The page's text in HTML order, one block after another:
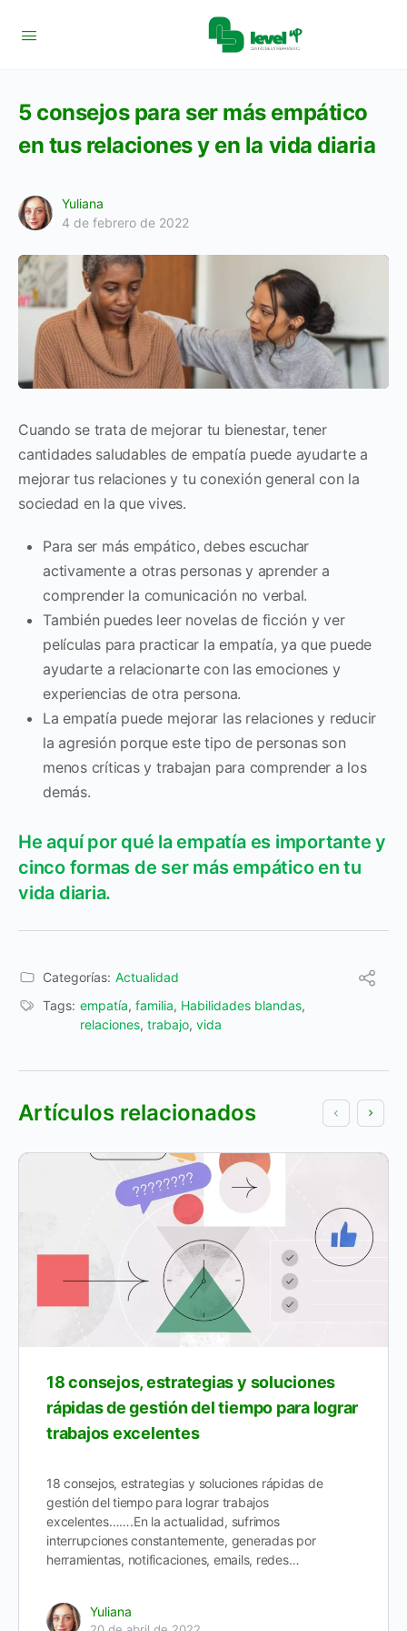
5 consejos para ser más empático
en tus relaciones y en la vida diaria
Yuliana
4 de febrero de 2022
Cuando se trata de mejorar tu bienestar, tener
cantidades saludables de empatía puede ayudarte a
mejorar tus relaciones y tu conexión general con la
sociedad en la que vives.
Para ser más empático, debes escuchar
activamente a otras personas y aprender a
comprender la comunicación no verbal.
También puedes leer novelas de ficción y ver
películas para practicar la empatía, ya que puede
ayudarte a relacionarte con las emociones y
experiencias de otra persona.
La empatía puede mejorar las relaciones y reducir
la agresión porque este tipo de personas son
menos críticas y trabajan para comprender a los
demás.
He aquí por qué la empatía es importante y
cinco formas de ser más empático en tu
vida diaria.
Categorías: Actualidad
Tags: empatía, familia, Habilidades blandas,
relaciones, trabajo, vida
Artículos relacionados
18 consejos, estrategias y soluciones
rápidas de gestión del tiempo para lograr
trabajos excelentes
18 consejos, estrategias y soluciones rápidas de
gestión del tiempo para lograr trabajos
excelentes…….En la actualidad, sufrimos
interrupciones constantemente, generadas por
herramientas, notificaciones, emails, redes…
Yuliana